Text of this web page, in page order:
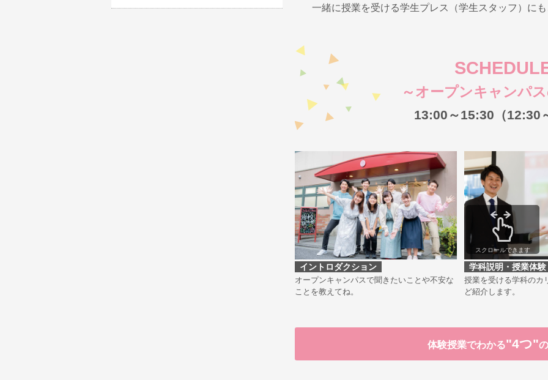
一緒に授業を受ける学生プレス（学生スタッフ）に
～オープンキャンパ
13:00～15:30（12:30
イントロダクション
オープンキャンパスで聞きたいことや不安な
ことを教えてね。
学科説明・授業体験
授業を受ける学科のカ
ど紹介します。
スクロールできます
体験授業でわかる"4つ"